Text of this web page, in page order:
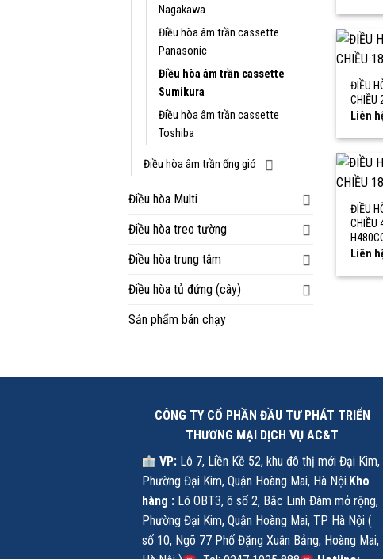
Nagakawa
Điều hòa âm trần cassette
Panasonic
Điều hòa âm trần cassette
Sumikura
Điều hòa âm trần cassette
Toshiba
Điều hòa âm trần ống gió
Điều hòa Multi
Điều hòa treo tường
Điều hòa trung tâm
Điều hòa tủ đứng (cây)
Sản phẩm bán chạy
ĐIỀU
CHIỀU
Liên
ĐIỀU
CHIỀU
Liên
CÔNG TY CỔ PHẦN ĐẦU TƯ PHÁT TRIỂN
THƯƠNG MẠI DỊCH VỤ AC&T
VP: Lô 7, Liền Kề 52, khu đô thị mới Đại Kim,
Phường Đại Kim, Quận Hoàng Mai, Hà Nội.Kho
hàng : Lô OBT3, ô số 2, Bắc Linh Đàm mở rộng,
Phường Đại Kim, Quận Hoàng Mai, TP Hà Nội (
số 10, Ngõ 77 Phố Đặng Xuân Bảng, Hoàng Mai,